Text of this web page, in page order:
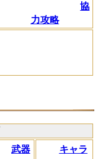
協
力攻略
武器
キャラ